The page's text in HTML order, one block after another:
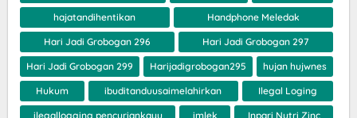
hajatandihentikan Handphone Meledak
Hari Jadi Grobogan 296 Hari Jadi Grobogan 297
Hari Jadi Grobogan 299 Harijadigrobogan295 hujan hujwnes
Hukum ibuditanduusaimelahirkan Ilegal Loging
ilegallogging pencuriankayu imlek Inpari Nutri Zinc